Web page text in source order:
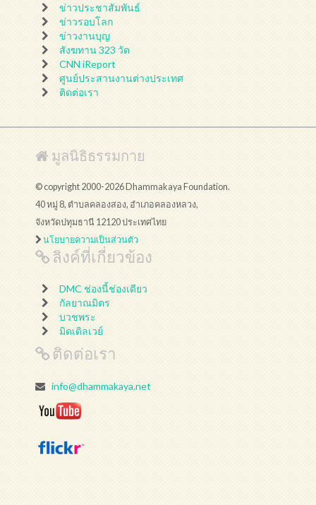
ข่าวประชาสัมพันธ์
ข่าวรอบโลก
ข่าวงานบุญ
สังฆทาน 323 วัด
CNN iReport
ศูนย์ประสานงานต่างประเทศ
ติดต่อเรา
มูลนิธิธรรมกาย
© copyright 2000-2026 Dhammakaya Foundation.
40 หมู่ 8, ตำบลคลองสอง, อำเภอคลองหลวง,
จังหวัดปทุมธานี 12120 ประเทศไทย
นโยบายความเป็นส่วนตัว
ลิงค์ที่เกี่ยวข้อง
DMC ช่องนี้ช่องเดียว
กัลยาณมิตร
บวชพระ
มิดเดิลเวย์
ติดต่อเรา
info@dhammakaya.net